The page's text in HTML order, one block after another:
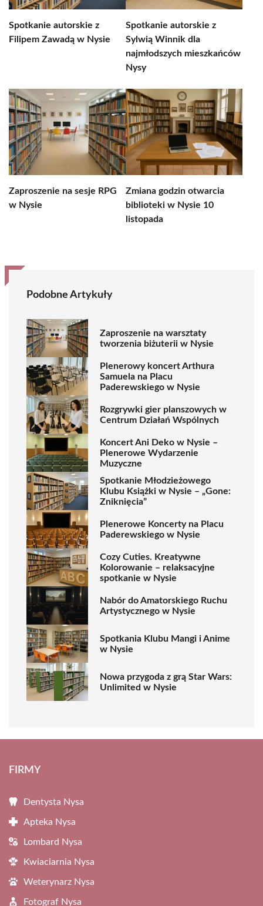
Spotkanie autorskie z
Filipem Zawadą w Nysie
Spotkanie autorskie z
Sylwią Winnik dla
najmłodszych mieszkańców
Nysy
Zaproszenie na sesje RPG
w Nysie
Zmiana godzin otwarcia
biblioteki w Nysie 10
listopada
Podobne Artykuły
Zaproszenie na warsztaty
tworzenia biżuterii w Nysie
Plenerowy koncert Arthura
Samuela na Placu
Paderewskiego w Nysie
Rozgrywki gier planszowych w
Centrum Działań Wspólnych
Koncert Ani Deko w Nysie –
Plenerowe Wydarzenie
Muzyczne
Spotkanie Młodzieżowego
Klubu Książki w Nysie – „Gone:
Zniknięcia”
Plenerowe Koncerty na Placu
Paderewskiego w Nysie
Cozy Cuties. Kreatywne
Kolorowanie – relaksacyjne
spotkanie w Nysie
Nabór do Amatorskiego Ruchu
Artystycznego w Nysie
Spotkania Klubu Mangi i Anime
w Nysie
Nowa przygoda z grą Star Wars:
Unlimited w Nysie
FIRMY
Dentysta Nysa
Apteka Nysa
Lombard Nysa
Kwiaciarnia Nysa
Weterynarz Nysa
Fotograf Nysa